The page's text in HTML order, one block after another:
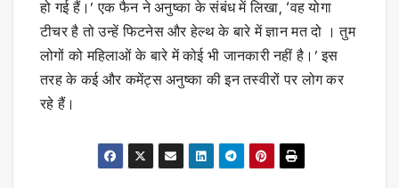
हो गई हैं।’ एक फैन ने अनुष्का के संबंध में लिखा, ‘वह योगा
टीचर है तो उन्हें फिटनेस और हेल्थ के बारे में ज्ञान मत दो । तुम
लोगों को महिलाओं के बारे में कोई भी जानकारी नहीं है।’ इस
तरह के कई और कमेंट्स अनुष्का की इन तस्वीरों पर लोग कर
रहे हैं।